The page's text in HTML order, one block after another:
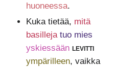
huoneessa.
Kuka tietää, mitä
basilleja tuo mies
yskiessään levitti
ympärilleen, vaikka